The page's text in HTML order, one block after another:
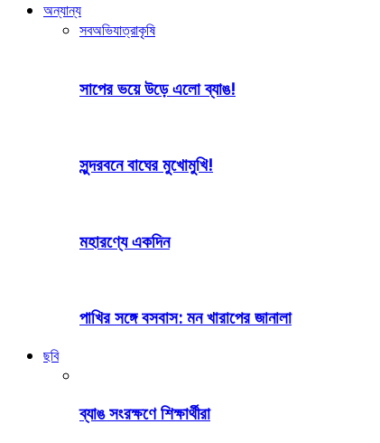
অন্যান্য
সবঅভিযাত্রাকৃষি
সাপের ভয়ে উড়ে এলো ব্যাঙ!
সুন্দরবনে বাঘের মুখোমুখি!
মহারণ্যে একদিন
পাখির সঙ্গে বসবাস: মন খারাপের জানালা
ছবি
ব্যাঙ সংরক্ষণে শিক্ষার্থীরা